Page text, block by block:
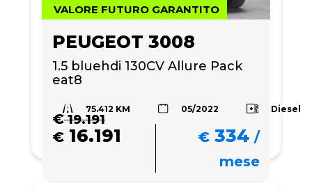
VALORE FUTURO GARANTITO
PEUGEOT 3008
1.5 bluehdi 130CV Allure Pack
eat8
75.412 KM 05/2022 Diesel
€19.191
€ 16.191 € 334 /
mese